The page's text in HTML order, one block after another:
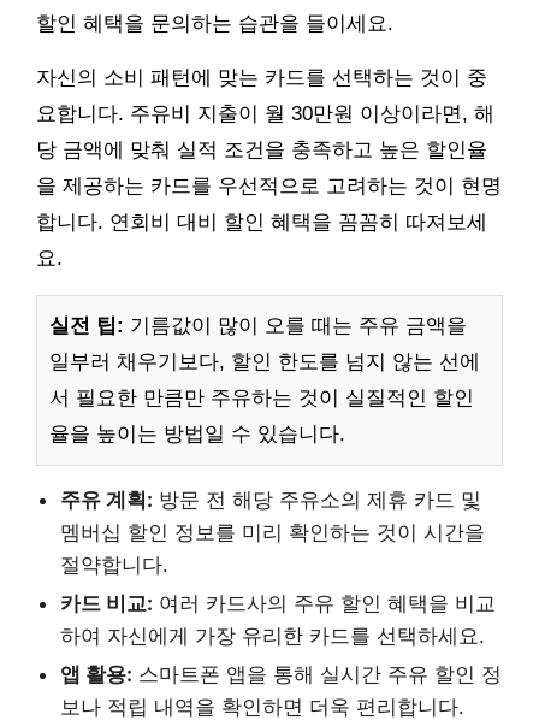
할인 혜택을 문의하는 습관을 들이세요.
자신의 소비 패턴에 맞는 카드를 선택하는 것이 중
요합니다. 주유비 지출이 월 30만원 이상이라면, 해
당 금액에 맞춰 실적 조건을 충족하고 높은 할인율
을 제공하는 카드를 우선적으로 고려하는 것이 현명
합니다. 연회비 대비 할인 혜택을 꼼꼼히 따져보세
요.
실전 팁: 기름값이 많이 오를 때는 주유 금액을
일부러 채우기보다, 할인 한도를 넘지 않는 선에
서 필요한 만큼만 주유하는 것이 실질적인 할인
율을 높이는 방법일 수 있습니다.
주유 계획: 방문 전 해당 주유소의 제휴 카드 및
멤버십 할인 정보를 미리 확인하는 것이 시간을
절약합니다.
카드 비교: 여러 카드사의 주유 할인 혜택을 비교
하여 자신에게 가장 유리한 카드를 선택하세요.
앱 활용: 스마트폰 앱을 통해 실시간 주유 할인 정
보나 적립 내역을 확인하면 더욱 편리합니다.